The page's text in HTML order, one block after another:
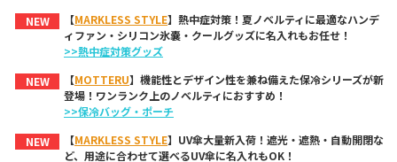
NEW
【MARKLESS STYLE】熱中症対策！夏ノベルティに最適なハンデ
ィファン・シリコン氷嚢・クールグッズに名入れもお任せ！
>>熱中症対策グッズ
NEW
【MOTTERU】機能性とデザイン性を兼ね備えた保冷シリーズが新
登場！ワンランク上のノベルティにおすすめ！
>>保冷バッグ・ポーチ
NEW
【MARKLESS STYLE】UV傘大量新入荷！遮光・遮熱・自動開閉な
ど、用途に合わせて選べるUV傘に名入れもOK！